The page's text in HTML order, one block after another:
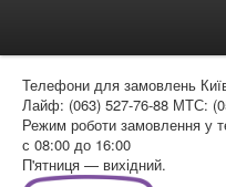
Доставка и оплата
Как заказать
Контакти
Телефони для замовлень
Лайф: (063) 527-76-88 МТС:
Режим роботи замовлення у
с 08:00 до 16:00
П'ятниця — вихідний.